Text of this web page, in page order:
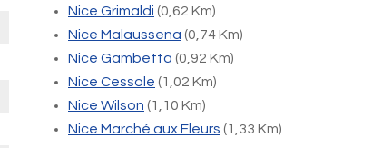
Nice Grimaldi (0,62 Km)
Nice Malaussena (0,74 Km)
Nice Gambetta (0,92 Km)
Nice Cessole (1,02 Km)
Nice Wilson (1,10 Km)
Nice Marché aux Fleurs (1,33 Km)